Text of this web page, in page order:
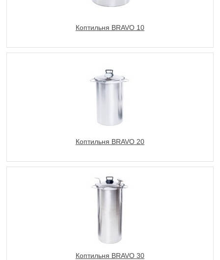
Коптильня BRAVO 10
Коптильня BRAVO 20
Коптильня BRAVO 30